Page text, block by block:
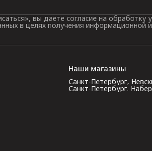
вы даете согласие на обработку
в целях получения информационной
Наши магазины
Санкт-Петербург,
Санкт-Петербург.